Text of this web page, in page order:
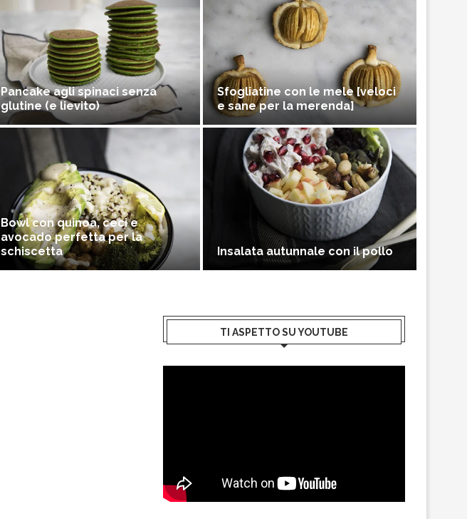
Pancake agli spinaci senza
glutine (e lievito)
Bowl con quinoa, ceci e
avocado perfetta per la
schiscetta
Sfogliatine con le mele [veloci
e sane per la merenda]
Insalata autunnale con il pollo
TI ASPETTO SU YOUTUBE